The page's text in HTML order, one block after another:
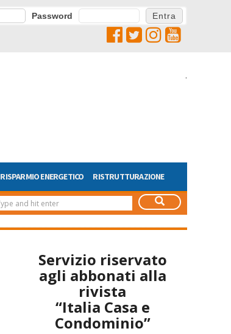
Password
.
RISPARMIO ENERGETICO RISTRUTTURAZIONE
Servizio riservato
agli abbonati alla
rivista
“Italia Casa e
Condominio”